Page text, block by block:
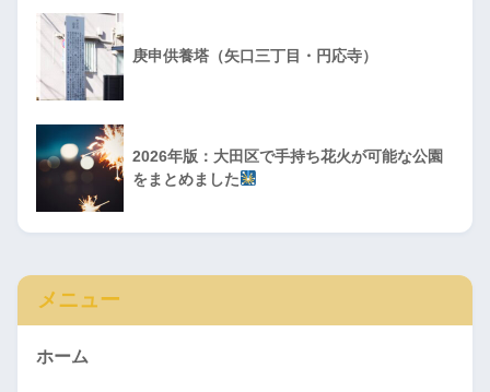
庚申供養塔（矢口三丁目・円応寺）
2026年版：大田区で手持ち花火が可能な公園
をまとめました
メニュー
ホーム